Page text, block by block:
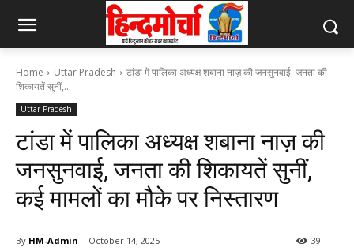
Home Uttar Pradesh
टांडा में पालिका अध्यक्ष शबाना नाज़ की जनसुनवाई, जनता की
शिकायतें सुनीं,...
Uttar Pradesh
टांडा में पालिका अध्यक्ष शबाना नाज़ की
जनसुनवाई, जनता की शिकायतें सुनीं,
कई मामलों का मौके पर निस्तारण
By HM-Admin October 14, 2025 39